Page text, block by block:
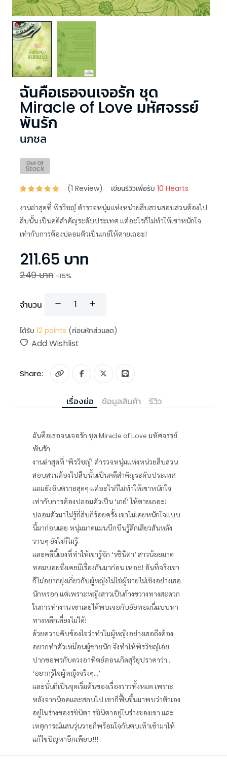
ฉันคือเธอจนเจอรัก ชุด
Miracle of Love มหัศจรรย์
พันรัก
นภชล
(1 Review) เขียนรีวิวเพื่อรับ 10 Hearts
งานล่าสุดที่ พิรวิชญ์ ตำรวจหนุ่มแห่งหน่วยสืบสวนสอบสวนต้องไป
สืบนั้น เป็นคดีสำคัญระดับประเทศ แต่อะไรก็ไม่ทำให้เขาหนักใจ
เท่ากับการต้องปลอมตัวเป็นเกย์ให้ตายเถอะ!
211.65 บาท
249บาท -15%
จำนวน
ได้รับ 12 points (ก่อนหักส่วนลด)
Add Wishlist
Share:
เรื่องย่อ ข้อมูลสินค้า รีวิว
ฉันคือเธอจนเจอรัก ชุด Miracle of Love มหัศจรรย์
พันรัก
งานล่าสุดที่ ‘พิรวิชญ์’ ตำรวจหนุ่มแห่งหน่วยสืบสวน
สอบสวนต้องไปสืบนั้นเป็นคดีสำคัญระดับประเทศ
แถมยังอันตรายสุดๆ แต่อะไรก็ไม่ทำให้เขาหนักใจ
เท่ากับการต้องปลอมตัวเป็น ‘เกย์’ ให้ตายเถอะ!
ปลอมตัวมาไม่รู้กี่สิบกี่ร้อยครั้ง เขาไม่เคยหนักใจแบบ
นี้มาก่อนเลย หนุ่มมาดแมนบึกบึนรู้สึกเสียวสันหลัง
วาบๆ ยังไงก็ไม่รู้
และคดีนี้เองที่ทำให้เขารู้จัก ‘รชินิตา’ สาวน้อยมาด
ทอมบอยซึ่งเคยมีเรื่องกันมาก่อน เหอะ! อันที่จริงเขา
ก็ไม่อยากยุ่งเกี่ยวกับผู้หญิงไม่ใช่ผู้ชายไม่เชิงอย่างเธอ
นักหรอก แต่เพราะหญิงสาวเป็นก้างขวางทางสะดวก
ในการทำงาน เขาเลยได้พบเจอกับยัยทอมนี่แบบหา
ทางหลีกเลี่ยงไม่ได้!
ด้วยความคับข้องใจว่าทำไมผู้หญิงอย่างเธอถึงต้อง
อยากทำตัวเหมือนผู้ชายนัก จึงทำให้พิรวิชญ์เอ่ย
ปากขอพรกับดวงอาทิตย์ตอนเกิดสุริยุปราคาว่า...
‘อยากรู้ใจผู้หญิงจริงๆ...’
และนั่นก็เป็นจุดเริ่มต้นของเรื่องราวทั้งหมด เพราะ
หลังจากน็อคและสลบไป เขาก็ฟื้นขึ้นมาพบว่าตัวเอง
อยู่ในร่างของรชินิตา รชินิตาอยู่ในร่างของเขา และ
เหตุการณ์แสนวุ่นวายก็พร้อมใจกันตบเท้าเข้ามาให้
แก้ไขปัญหาอีกเพียบ!!!